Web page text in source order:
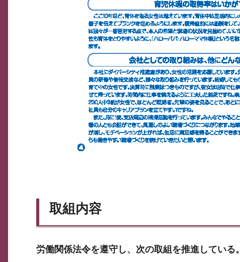
取組内容
労働関係法令を遵守し、次の取組を推進している。